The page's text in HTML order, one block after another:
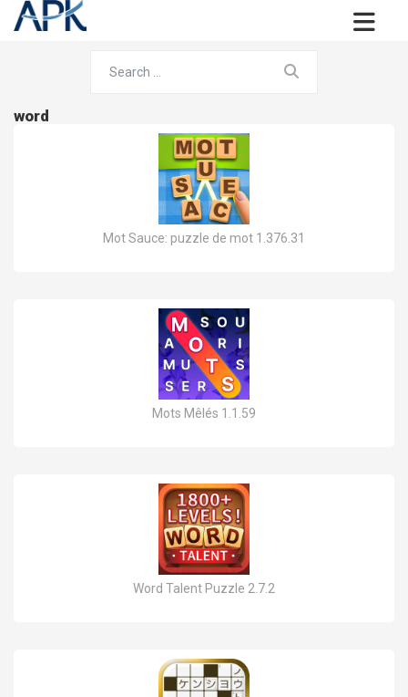
word
Mot Sauce: puzzle de mot 1.376.31
Mots Mêlés 1.1.59
Word Talent Puzzle 2.7.2